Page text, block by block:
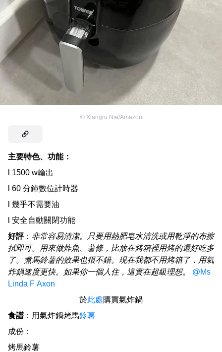
© Xiangru Nie/Amazon
主要特色、功能：
l 1500 w輸出
l 60 分鐘數位計時器
l 幾乎不需要油
l 安全自動關閉功能
好評： 非常容易清潔。只要用熱肥皂水清洗或用乾淨的布擦
拭即可。用來做炸魚、薯條，比放在烤箱裡用烤的還好吃多
了。煮馬鈴薯的效果也很不錯。現在我都不用烤箱了，用氣
炸鍋速度更快。如果你一個人住，這實在超級理想。 @Ms
Linda F Axon
於此處購買氣炸鍋
食譜：用氣炸鍋烤馬鈴薯
成份：
烤馬鈴薯